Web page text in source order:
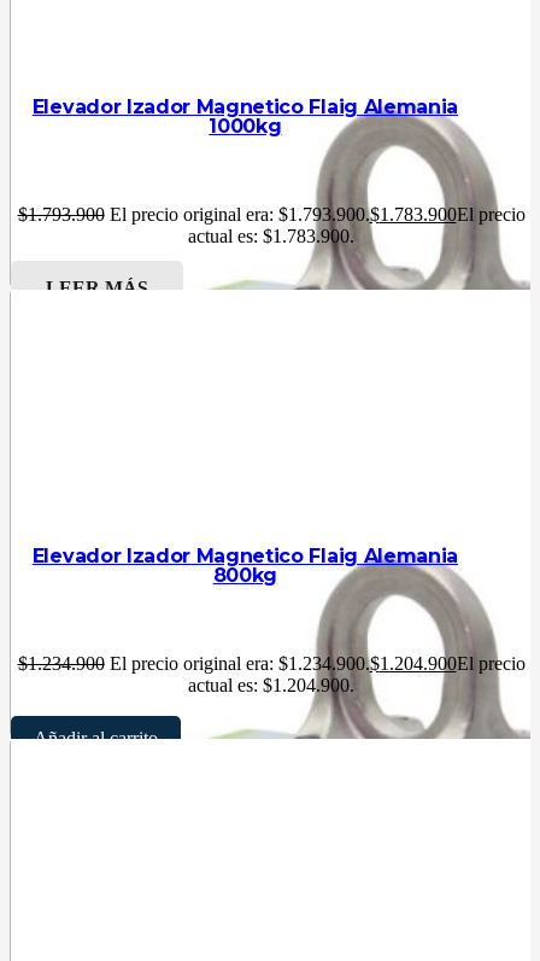
Elevador Izador Magnetico Flaig Alemania
1000kg
$1.793.900 El precio original era: $1.793.900.$1.783.900El precio
actual es: $1.783.900.
LEER MÁS
Elevador Izador Magnetico Flaig Alemania
800kg
$1.234.900 El precio original era: $1.234.900.$1.204.900El precio
actual es: $1.204.900.
Añadir al carrito